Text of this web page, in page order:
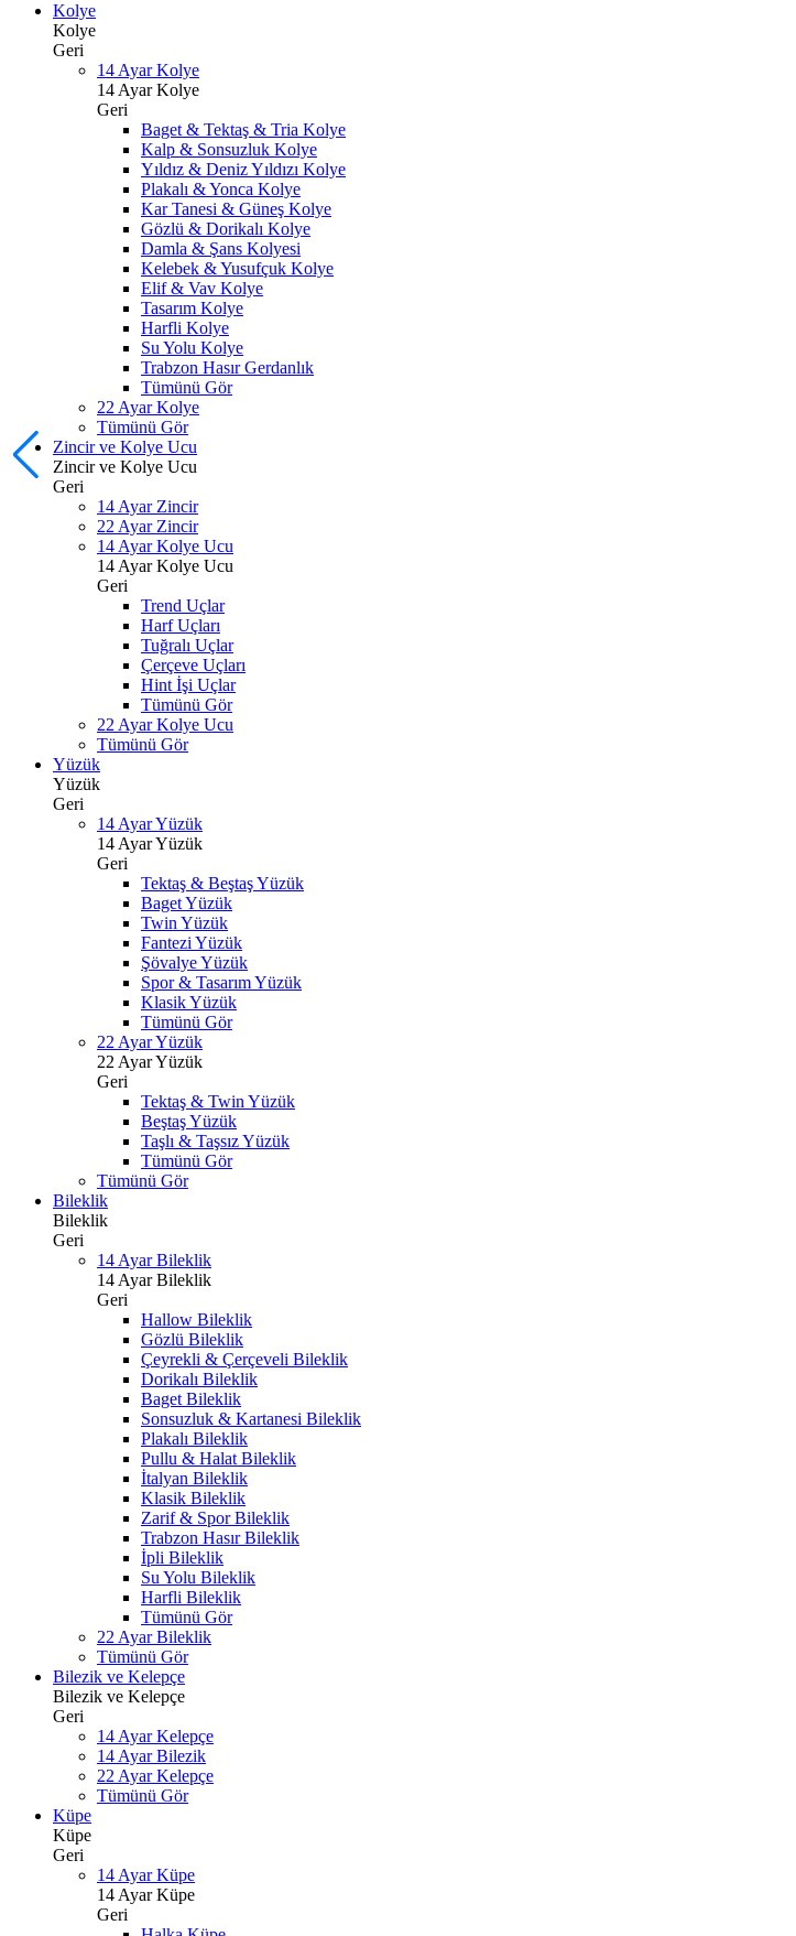
Kolye
Kolye
Geri
14 Ayar Kolye
14 Ayar Kolye
Geri
Baget & Tektaş & Tria Kolye
Kalp & Sonsuzluk Kolye
Yıldız & Deniz Yıldızı Kolye
Plakalı & Yonca Kolye
Kar Tanesi & Güneş Kolye
Gözlü & Dorikalı Kolye
Damla & Şans Kolyesi
Kelebek & Yusufçuk Kolye
Elif & Vav Kolye
Tasarım Kolye
Harfli Kolye
Su Yolu Kolye
Trabzon Hasır Gerdanlık
Tümünü Gör
22 Ayar Kolye
Tümünü Gör
Zincir ve Kolye Ucu
Zincir ve Kolye Ucu
Geri
14 Ayar Zincir
22 Ayar Zincir
14 Ayar Kolye Ucu
14 Ayar Kolye Ucu
Geri
Trend Uçlar
Harf Uçları
Tuğralı Uçlar
Çerçeve Uçları
Hint İşi Uçlar
Tümünü Gör
22 Ayar Kolye Ucu
Tümünü Gör
Yüzük
Yüzük
Geri
14 Ayar Yüzük
14 Ayar Yüzük
Geri
Tektaş & Beştaş Yüzük
Baget Yüzük
Twin Yüzük
Fantezi Yüzük
Şövalye Yüzük
Spor & Tasarım Yüzük
Klasik Yüzük
Tümünü Gör
22 Ayar Yüzük
22 Ayar Yüzük
Geri
Tektaş & Twin Yüzük
Beştaş Yüzük
Taşlı & Taşsız Yüzük
Tümünü Gör
Tümünü Gör
Bileklik
Bileklik
Geri
14 Ayar Bileklik
14 Ayar Bileklik
Geri
Hallow Bileklik
Gözlü Bileklik
Çeyrekli & Çerçeveli Bileklik
Dorikalı Bileklik
Baget Bileklik
Sonsuzluk & Kartanesi Bileklik
Plakalı Bileklik
Pullu & Halat Bileklik
İtalyan Bileklik
Klasik Bileklik
Zarif & Spor Bileklik
Trabzon Hasır Bileklik
İpli Bileklik
Su Yolu Bileklik
Harfli Bileklik
Tümünü Gör
22 Ayar Bileklik
Tümünü Gör
Bilezik ve Kelepçe
Bilezik ve Kelepçe
Geri
14 Ayar Kelepçe
14 Ayar Bilezik
22 Ayar Kelepçe
Tümünü Gör
Küpe
Küpe
Geri
14 Ayar Küpe
14 Ayar Küpe
Geri